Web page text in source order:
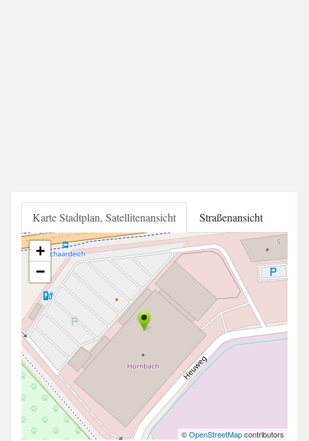
Karte Stadtplan, Satellitenansicht Straßenansicht
+
−
©OpenStreetMapcontributors